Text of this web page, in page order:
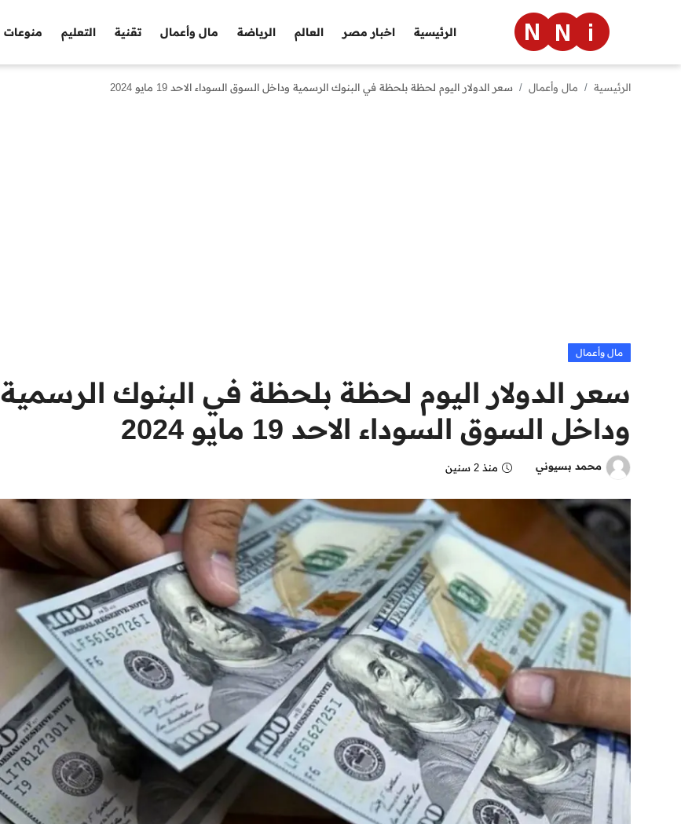
الرئيسية اخبار مصر العالم الرياضة مال وأعمال تقنية التعليم منوعات
منوعات
الرئيسية مال وأعمال سعر الدولار اليوم لحظة بلحظة في البنوك الرسمية وداخل السوق السوداء الاحد 19 مايو 2024
مال وأعمال
سعر الدولار اليوم لحظة بلحظة في البنوك الرسمية
وداخل السوق السوداء الاحد 19 مايو 2024
محمد بسيوني منذ 2 سنين